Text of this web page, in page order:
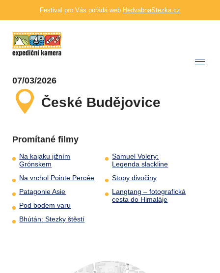
Festival pro Vás pořádá web HedvabnaStezka.cz
07/03/2026
České Budějovice
Promítané filmy
Na kajaku jižním
Grónskem
Na vrchol Pointe Percée
Patagonie Asie
Pod bodem varu
Bhútán: Stezky štěstí
Samuel Volery:
Legenda slackline
Stopy divočiny
Langtang – fotografická
cesta do Himaláje